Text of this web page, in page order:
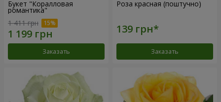
Букет "Коралловая
романтика"
1 411 грн
Заказать
Роза красная (поштучно)
Заказать